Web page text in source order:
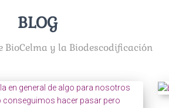
BLOG
BioCelma y la Biodescodificación